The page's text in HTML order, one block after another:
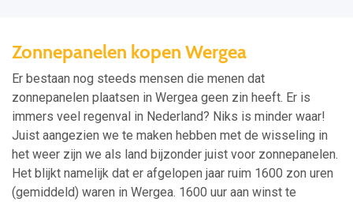
Zonnepanelen kopen Wergea
Er bestaan nog steeds mensen die menen dat
zonnepanelen plaatsen in Wergea geen zin heeft. Er is
immers veel regenval in Nederland? Niks is minder waar!
Juist aangezien we te maken hebben met de wisseling in
het weer zijn we als land bijzonder juist voor zonnepanelen.
Het blijkt namelijk dat er afgelopen jaar ruim 1600 zon uren
(gemiddeld) waren in Wergea. 1600 uur aan winst te